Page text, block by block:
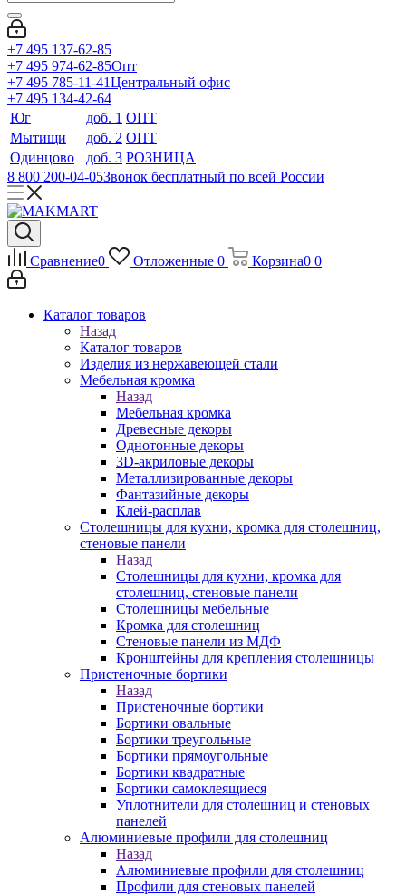
+7 495 137-62-85
+7 495 974-62-85Опт
+7 495 785-11-41Центральный офис
+7 495 134-42-64
Юг
доб. 1 ОПТ
Мытищи
доб. 2 ОПТ
Одинцово
доб. 3 РОЗНИЦА
8 800 200-04-05Звонок бесплатный по всей России
Сравнение0 Отложенные 0 Корзина0 0
Каталог товаров
Назад
Каталог товаров
Изделия из нержавеющей стали
Мебельная кромка
Назад
Мебельная кромка
Древесные декоры
Однотонные декоры
3D-акриловые декоры
Металлизированные декоры
Фантазийные декоры
Клей-расплав
Столешницы для кухни, кромка для столешниц,
стеновые панели
Назад
Столешницы для кухни, кромка для
столешниц, стеновые панели
Столешницы мебельные
Кромка для столешниц
Стеновые панели из МДФ
Кронштейны для крепления столешницы
Пристеночные бортики
Назад
Пристеночные бортики
Бортики овальные
Бортики треугольные
Бортики прямоугольные
Бортики квадратные
Бортики самоклеящиеся
Уплотнители для столешниц и стеновых
панелей
Алюминиевые профили для столешниц
Назад
Алюминиевые профили для столешниц
Профили для стеновых панелей